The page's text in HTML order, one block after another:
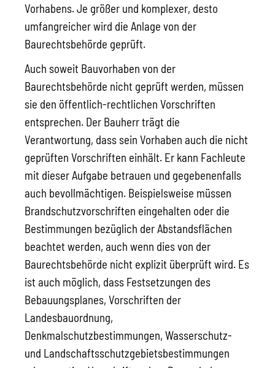
Vorhabens. Je größer und komplexer, desto
umfangreicher wird die Anlage von der
Baurechtsbehörde geprüft.
Auch soweit Bauvorhaben von der
Baurechtsbehörde nicht geprüft werden, müssen
sie den öffentlich-rechtlichen Vorschriften
entsprechen. Der Bauherr trägt die
Verantwortung, dass sein Vorhaben auch die nicht
geprüften Vorschriften einhält. Er kann Fachleute
mit dieser Aufgabe betrauen und gegebenenfalls
auch bevollmächtigen. Beispielsweise müssen
Brandschutzvorschriften eingehalten oder die
Bestimmungen bezüglich der Abstandsflächen
beachtet werden, auch wenn dies von der
Baurechtsbehörde nicht explizit überprüft wird. Es
ist auch möglich, dass Festsetzungen des
Bebauungsplanes, Vorschriften der
Landesbauordnung,
Denkmalschutzbestimmungen, Wasserschutz-
und Landschaftsschutzgebietsbestimmungen